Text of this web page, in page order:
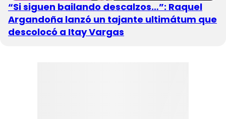
“Si siguen bailando descalzos…”: Raquel
Argandoña lanzó un tajante ultimátum que
descolocó a Itay Vargas